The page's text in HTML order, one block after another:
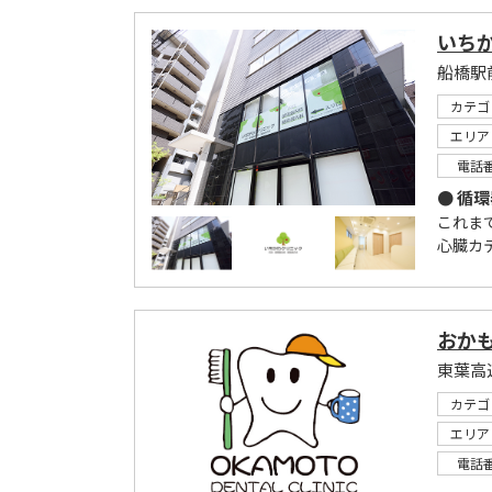
いち
船橋駅
カテ
エリ
電話
● 循環
これま
心臓カ
おか
東葉
カテ
エリ
電話